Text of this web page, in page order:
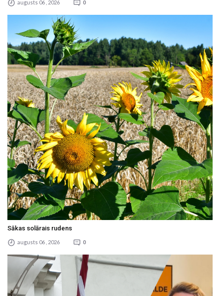
augusts 06 , 2026 0
Sākas solārais rudens
augusts 06 , 2026 0